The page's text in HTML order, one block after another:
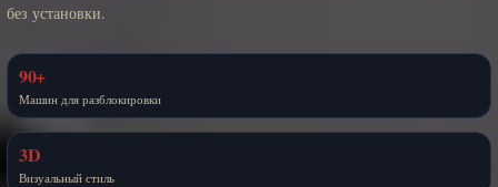
без установки.
90+
Машин для разблокировки
3D
Визуальный стиль